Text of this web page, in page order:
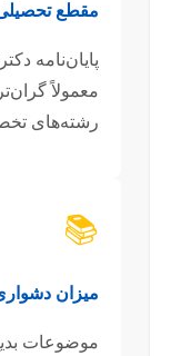
مقطع
پایان‌نامه
معمولاً
رشته‌های
📚
میزان
موضوعات